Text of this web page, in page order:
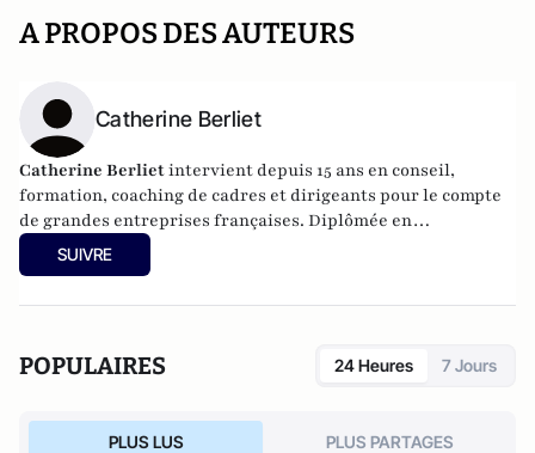
A PROPOS DES AUTEURS
Catherine Berliet
Catherine Berlietintervient depuis 15 ans en conseil,
formation, coaching de cadres et dirigeants pour le compte
de grandes entreprises françaises. Diplômée en
communication, elle est également thérapeute, praticien en
Rêve Eveillé libre. Elle est co-auteur de
aux Editions Eyrolles et co-auteur de "
Et si je choisissais d'être heureux" avec
SUIVRE
POPULAIRES 24 Heures 7 Jours
PLUS LUS PLUS PARTAGES